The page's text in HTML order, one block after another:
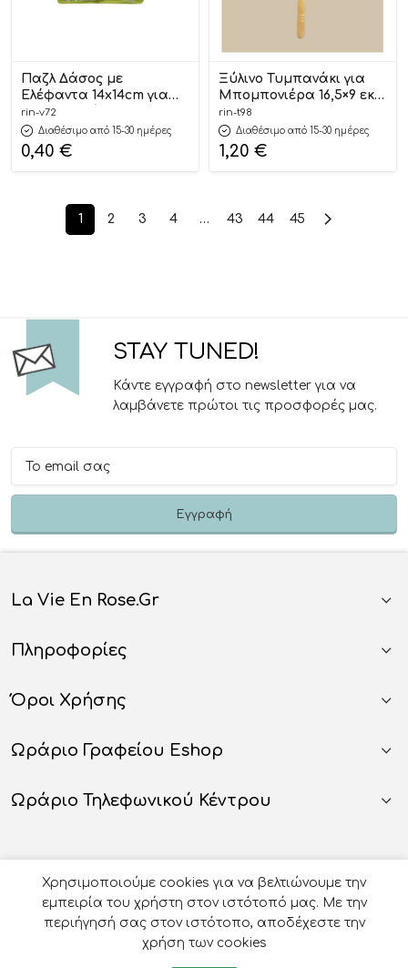
Παζλ Δάσος με
Ελέφαντα 14x14cm για
Μπομπονιέρες | Β72
Riniotis
rin-v72
Διαθέσιμο από 15-30 ημέρες
0,40 €
Ξύλινο Τυμπανάκι για
Μπομπονιέρα 16,5×9 εκ |
Τ98 Riniotis
rin-t98
Διαθέσιμο από 15-30 ημέρες
1,20 €
1 2 3 4 … 43 44 45
STAY TUNED!
Κάντε εγγραφή στο newsletter για να
λαμβάνετε πρώτοι τις προσφορές μας.
La Vie En Rose.gr
Πληροφορίες
Όροι Χρήσης
Ωράριο Γραφείου Eshop
Ωράριο Τηλεφωνικού Κέντρου
Χρησιμοποιούμε cookies για να βελτιώνουμε την
εμπειρία του χρήστη στον ιστότοπό μας. Με την
περιήγησή σας στον ιστότοπο, αποδέχεστε την
χρήση των cookies